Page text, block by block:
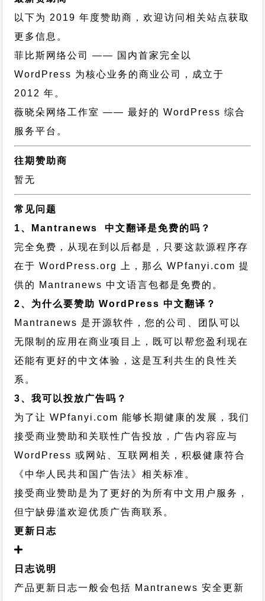
以下为 2019 年度赞助商，欢迎访问相关站点获取
更多信息。
菲比斯网络公司
—— 国内首家完全以
WordPress 为核心业务的商业公司，成立于
2012 年。
薇晓朵网络工作室 —— 最好的 WordPress 综合
服务平台。
往期赞助商
暂无
常见问题
1、Mantranews 中文翻译是免费的吗？
完全免费，从现在到以后都是，只要这款源程序存
在于 WordPress.org 上，那么 WPfanyi.com 提
供的 Mantranews 中文语言包都是免费的。
2、为什么要赞助 WordPress 中文翻译？
Mantranews 是开源软件，您的公司、团队可以
无限制的应用在商业项目上，既可以帮您盈利现在
还能有更好的中文体验，这是互利共生的良性关
系。
3、我可以投放广告吗？
为了让 WPfanyi.com 能够长期健康的发展，我们
接受商业赞助和关联性广告投放，广告内容应与
WordPress 或网站、互联网相关，积极健康符合
《中华人民共和国广告法》相关标准。
接受商业赞助是为了更好的为所有中文用户服务，
但宁缺毋滥欢迎优质广告商联系。
更新日志
日志说明
产品更新日志一般会包括 Mantranews 安全更新